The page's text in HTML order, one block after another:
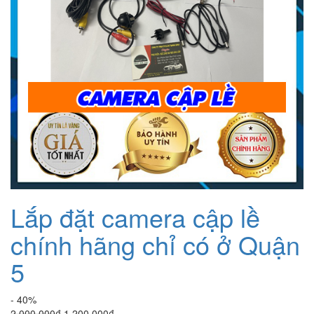
Lắp đặt camera cập lề
chính hãng chỉ có ở Quận
5
- 40%